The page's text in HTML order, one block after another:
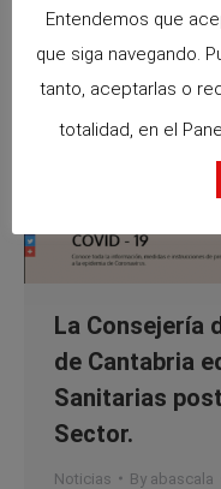
La Consejería
de Cantabria
Sanitarias
Sector.
Noticias By abascala
Entendemos que
que siga navegando.
tanto, aceptarlas o
totalidad, en el